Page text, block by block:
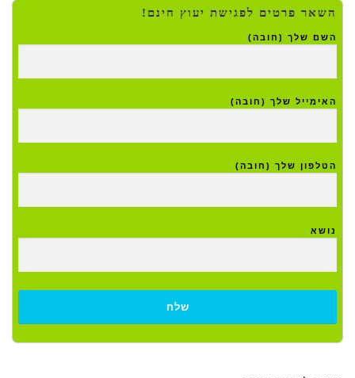
השאר פרטים לפגישת יעוץ חינם!
השם שלך (חובה)
האימייל שלך (חובה)
הטלפון שלך (חובה)
נושא